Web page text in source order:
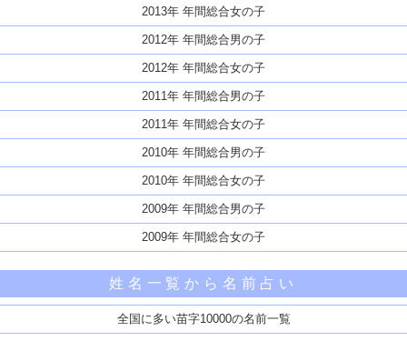
2013年 年間総合女の子
2012年 年間総合男の子
2012年 年間総合女の子
2011年 年間総合男の子
2011年 年間総合女の子
2010年 年間総合男の子
2010年 年間総合女の子
2009年 年間総合男の子
2009年 年間総合女の子
姓名一覧から名前占い
全国に多い苗字10000の名前一覧